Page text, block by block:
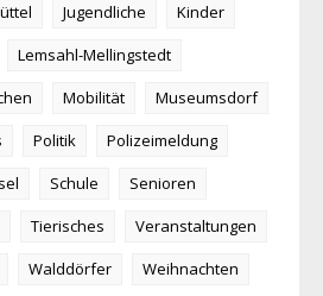
Jugendliche
Kinder
Lemsahl-Mellingstedt
Mobilität
Museumsdorf
Politik
Polizeimeldung
Schule
Senioren
Tierisches
Veranstaltungen
Walddörfer
Weihnachten